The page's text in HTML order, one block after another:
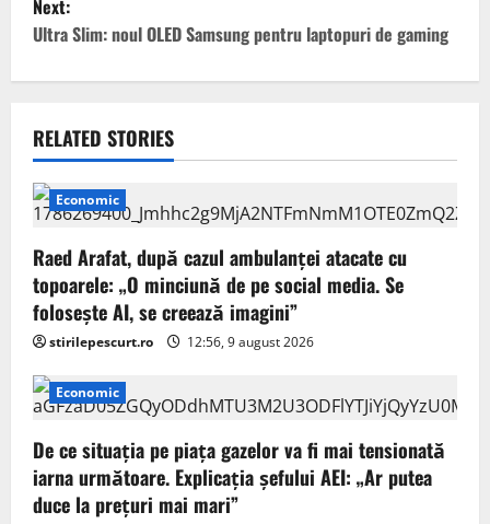
t
n
a
v
i
g
a
t
i
o
n
Next:
Ultra Slim: noul OLED Samsung pentru laptopuri de gaming
RELATED STORIES
Economic
Raed Arafat, după cazul ambulanței atacate cu
topoarele: „O minciună de pe social media. Se
folosește AI, se creează imagini”
stirilepescurt.ro 12:56, 9 august 2026
Economic
De ce situaţia pe piaţa gazelor va fi mai tensionată
iarna următoare. Explicația șefului AEI: „Ar putea
duce la preţuri mai mari”